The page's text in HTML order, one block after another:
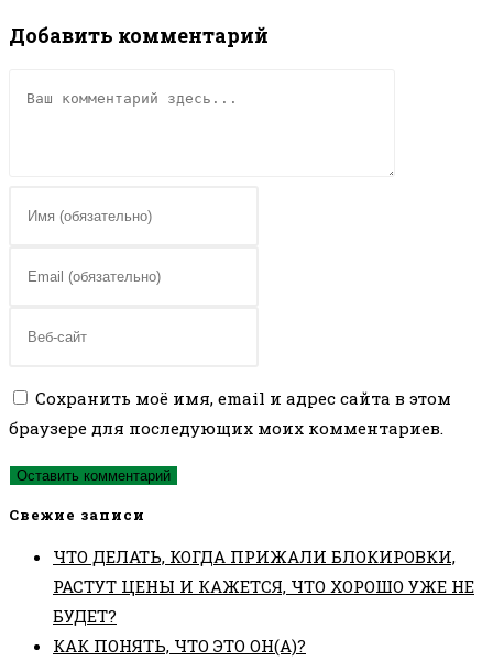
Добавить комментарий
или
пользователя,
прокомментировать
адрес,
прокомментировать
веб-
сайта
(необязательно)
Сохранить моё имя, email и адрес сайта в этом
браузере для последующих моих комментариев.
Свежие записи
ЧТО ДЕЛАТЬ, КОГДА ПРИЖАЛИ БЛОКИРОВКИ,
РАСТУТ ЦЕНЫ И КАЖЕТСЯ, ЧТО ХОРОШО УЖЕ НЕ
БУДЕТ?
КАК ПОНЯТЬ, ЧТО ЭТО ОН(А)?